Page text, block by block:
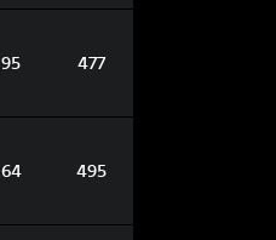
95 477
64 495